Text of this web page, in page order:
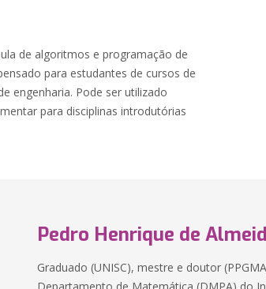
de algoritmos e programação de
para estudantes de cursos de
engenharia. Pode ser utilizado
para disciplinas introdutórias
Pedro Henrique de
Graduado (UNISC), mestre e doutor